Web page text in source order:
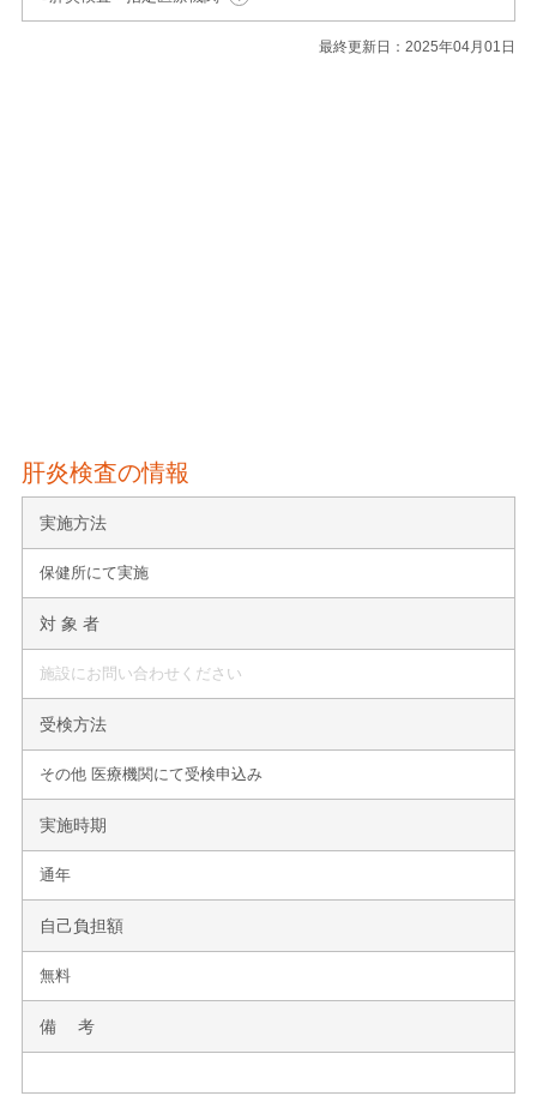
最終更新日：2025年04月01日
肝炎検査の情報
実施方法
保健所にて実施
対 象 者
施設にお問い合わせください
受検方法
その他 医療機関にて受検申込み
実施時期
通年
自己負担額
無料
備 考